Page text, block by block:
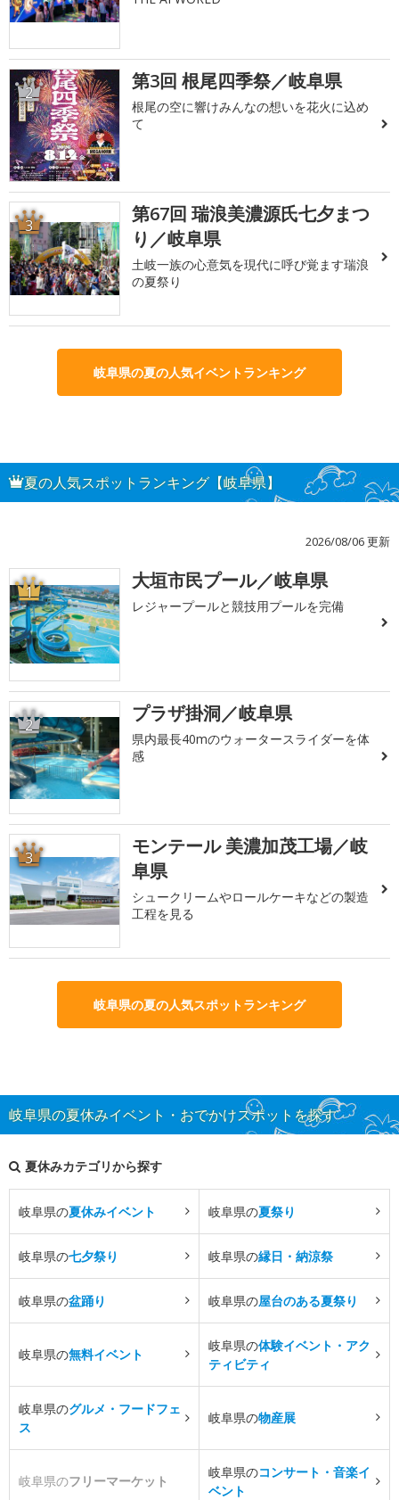
2 第3回 根尾四季祭／岐阜県
根尾の空に響けみんなの想いを花火に込め
て
3
第67回 瑞浪美濃源氏七夕まつ
り／岐阜県
土岐一族の心意気を現代に呼び覚ます瑞浪
の夏祭り
岐阜県の夏の人気イベントランキング
夏の人気スポットランキング【岐阜県】
2026/08/06 更新
1 大垣市民プール／岐阜県
レジャープールと競技用プールを完備
2 プラザ掛洞／岐阜県
県内最長40mのウォータースライダーを体
感
3
モンテール 美濃加茂工場／岐
阜県
シュークリームやロールケーキなどの製造
工程を見る
岐阜県の夏の人気スポットランキング
岐阜県の夏休みイベント・おでかけスポットを探す
夏休みカテゴリから探す
岐阜県の夏休みイベント 岐阜県の夏祭り
岐阜県の七夕祭り 岐阜県の縁日・納涼祭
岐阜県の盆踊り 岐阜県の屋台のある夏祭り
岐阜県の無料イベント
岐阜県の体験イベント・アク
ティビティ
岐阜県のグルメ・フードフェ
ス
岐阜県の物産展
岐阜県のフリーマーケット
岐阜県のコンサート・音楽イ
ベント